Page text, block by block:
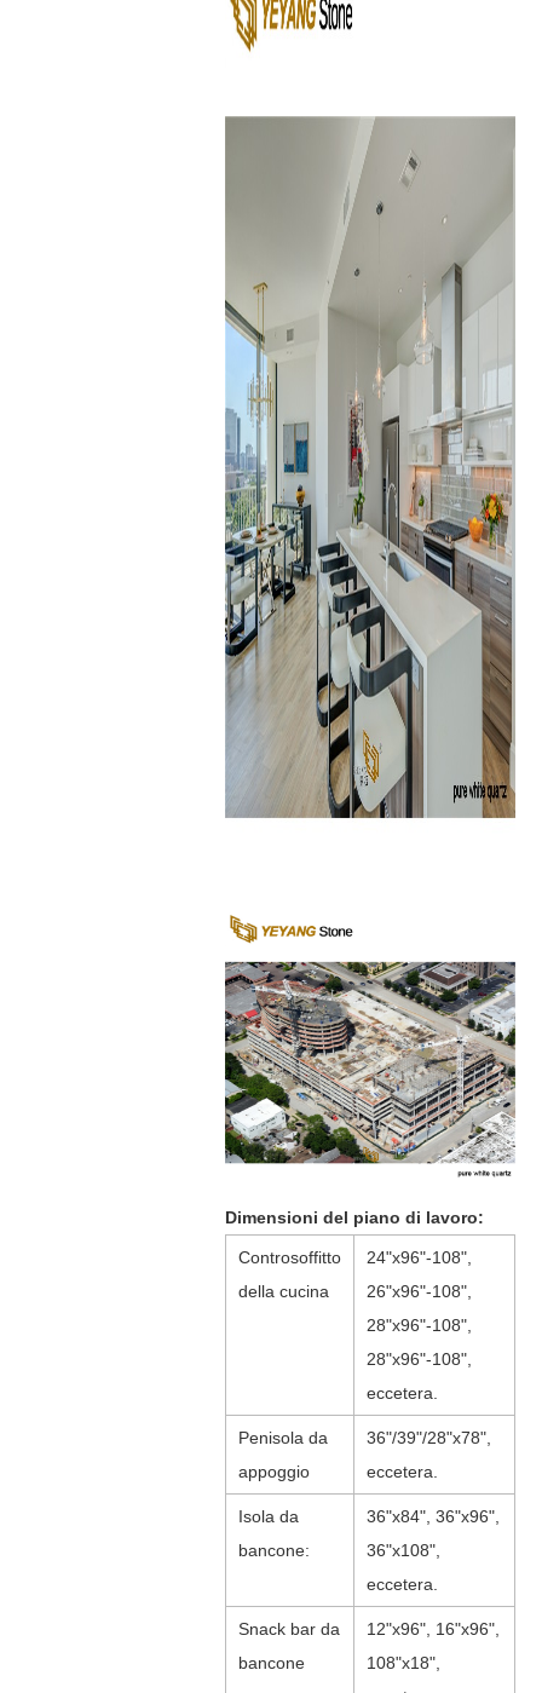
Dimensioni del piano di lavoro:
Controsoffitto
della cucina
24"x96"-108",
26"x96"-108",
28"x96"-108",
28"x96"-108",
eccetera.
Penisola da
appoggio
36"/39"/28"x78",
eccetera.
Isola da
bancone:
36"x84", 36"x96",
36"x108",
eccetera.
Snack bar da
bancone
12"x96", 16"x96",
108"x18",